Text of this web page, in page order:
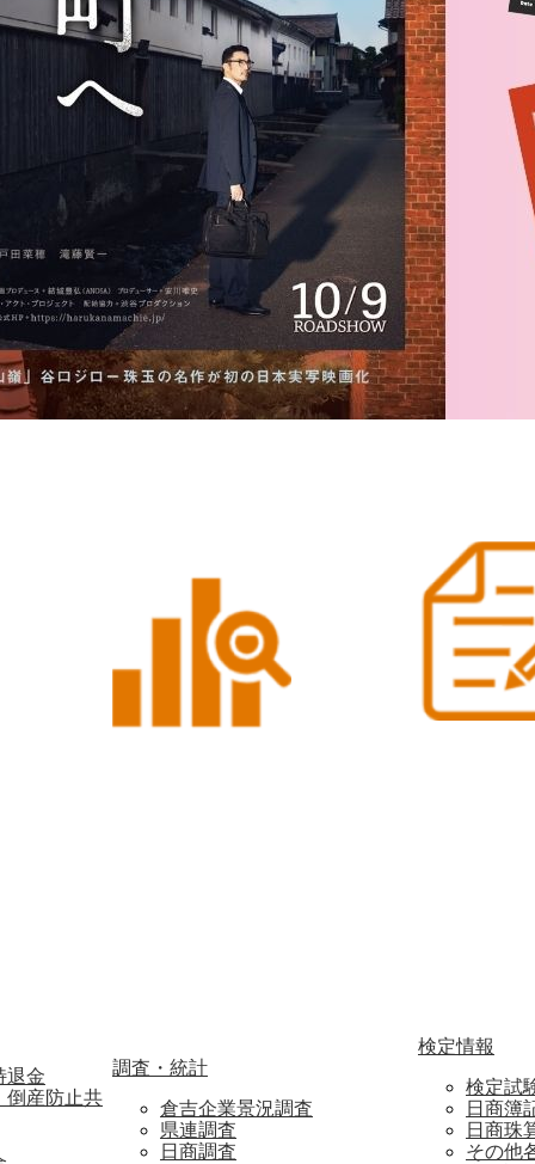
退金
倒産防止共
調査・統計
倉吉企業景況調査
県連調査
日商調査
検定情報
検定試
日商簿
日商珠
その他